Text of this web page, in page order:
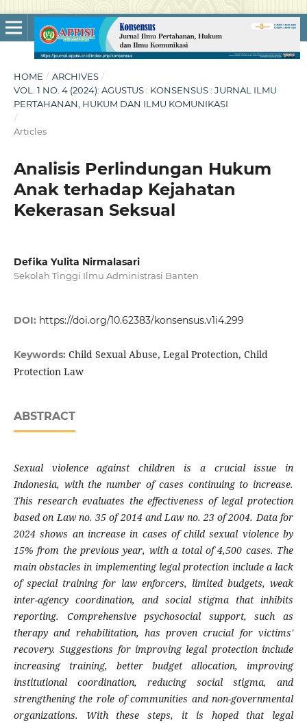
HOME / ARCHIVES /
VOL. 1 NO. 4 (2024): AGUSTUS : KONSENSUS : JURNAL ILMU
PERTAHANAN, HUKUM DAN ILMU KOMUNIKASI
/
Articles
Analisis Perlindungan Hukum
Anak terhadap Kejahatan
Kekerasan Seksual
Defika Yulita Nirmalasari
Sekolah Tinggi Ilmu Administrasi Banten
DOI: https://doi.org/10.62383/konsensus.v1i4.299
Keywords: Child Sexual Abuse, Legal Protection, Child
Protection Law
ABSTRACT
Sexual violence against children is a crucial issue in
Indonesia, with the number of cases continuing to increase.
This research evaluates the effectiveness of legal protection
based on Law no. 35 of 2014 and Law no. 23 of 2004. Data for
2024 shows an increase in cases of child sexual violence by
15% from the previous year, with a total of 4,500 cases. The
main obstacles in implementing legal protection include a lack
of special training for law enforcers, limited budgets, weak
inter-agency coordination, and social stigma that inhibits
reporting. Comprehensive psychosocial support, such as
therapy and rehabilitation, has proven crucial for victims'
recovery. Suggestions for improving legal protection include
increasing training, better budget allocation, improving
institutional coordination, reducing social stigma, and
strengthening the role of communities and non-governmental
organizations. With these steps, it is hoped that legal